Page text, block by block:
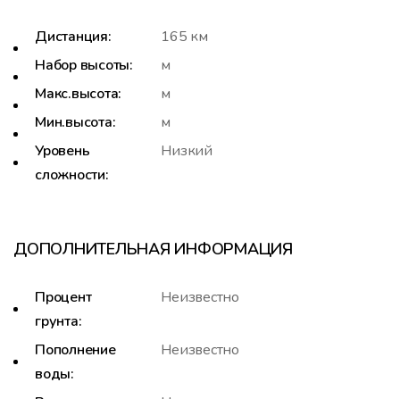
Дистанция:
165 км
Набор высоты:
м
Макс.высота:
м
Мин.высота:
м
Уровень
сложности:
Низкий
ДОПОЛНИТЕЛЬНАЯ ИНФОРМАЦИЯ
Процент
грунта:
Неизвестно
Пополнение
воды:
Неизвестно